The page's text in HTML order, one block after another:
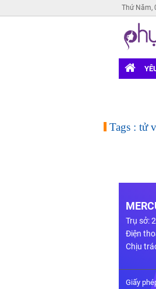
Thứ Năm,
Tags : tử
Trụ sở:
Điện
Chịu
Giấy